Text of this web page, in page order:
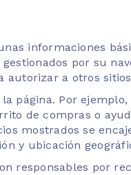
informaciones
por su
autorizar a otros
página. Por
de compras o
mostrados se
y ubicación
responsables por